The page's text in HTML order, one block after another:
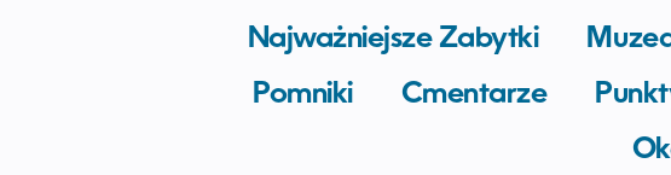
Najważniejsze Zabytki
Pomniki
Cmentarze